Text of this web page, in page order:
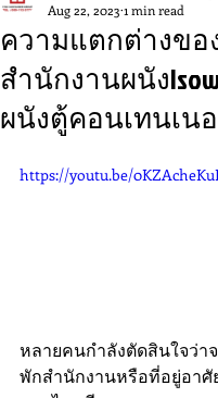
ความแตกต่างขอ
สำนักงานผนัง
ผนังตู้คอนเทนเน
Aug 22, 2023 1 min read
https://youtu.be/
หลายคนกำลังตัดสินใจว่า
พักสำนักงานหรือที่อยู่อาศั